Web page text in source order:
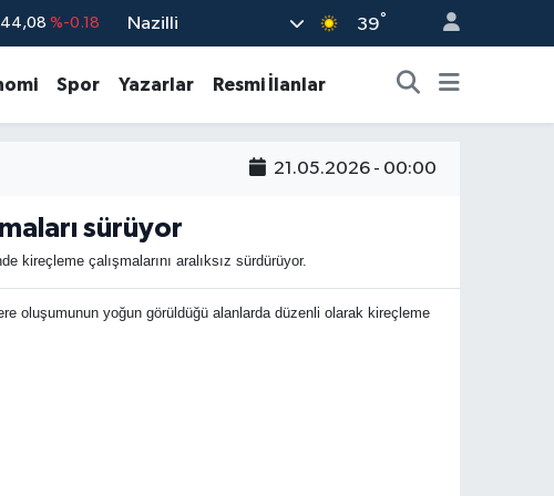
%-0.18
13.779 %-14
Nazilli 39°
Spor Yazarlar Resmi İlanlar
21.05.2026 - 00:00
sürüyor
kireçleme çalışmalarını aralıksız sürdürüyor.
oluşumunun yoğun görüldüğü alanlarda düzenli olarak kireçleme